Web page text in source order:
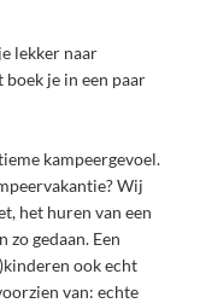
lekker naar
je in een paar
kampeergevoel.
Wij
het huren van een
gedaan. Een
ook echt
van: echte